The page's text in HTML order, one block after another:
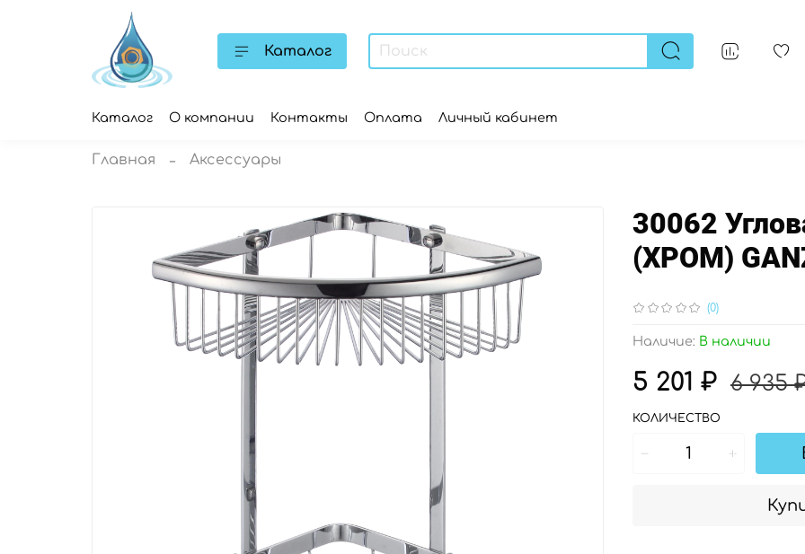
Каталог
Каталог О компании Контакты Оплата Личный кабинет
Главная Аксессуары
(0)
Наличие: В наличии
30062
(ХРОМ)
5 201 ₽ 6 935
КОЛИЧЕСТВО